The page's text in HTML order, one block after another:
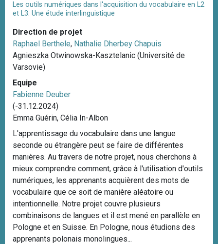
Les outils numériques dans l'acquisition du vocabulaire en L2
et L3. Une étude interlinguistique
Direction de projet
Raphael Berthele, Nathalie Dherbey Chapuis
Agnieszka Otwinowska-Kasztelanic (Université de
Varsovie)
Equipe
Fabienne Deuber
(-31.12.2024)
Emma Guérin, Célia In-Albon
L'apprentissage du vocabulaire dans une langue
seconde ou étrangère peut se faire de différentes
manières. Au travers de notre projet, nous cherchons à
mieux comprendre comment, grâce à l'utilisation d'outils
numériques, les apprenants acquièrent des mots de
vocabulaire que ce soit de manière aléatoire ou
intentionnelle. Notre projet couvre plusieurs
combinaisons de langues et il est mené en parallèle en
Pologne et en Suisse. En Pologne, nous étudions des
apprenants polonais monolingues...